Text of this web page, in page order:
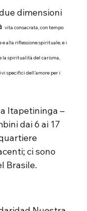
dimensioni
vita consacrata, con tempo
alla riflessione spirituale; e i
la spiritualità del carisma,
specifici dell’amore per i
Itapetininga –
dai 6 ai 17
ci sono
Brasile.